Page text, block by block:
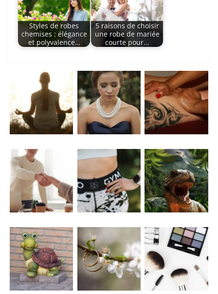
Styles de robes
chemises : élégance
et polyvalence…
5 raisons de choisir
une robe de mariée
courte pour…